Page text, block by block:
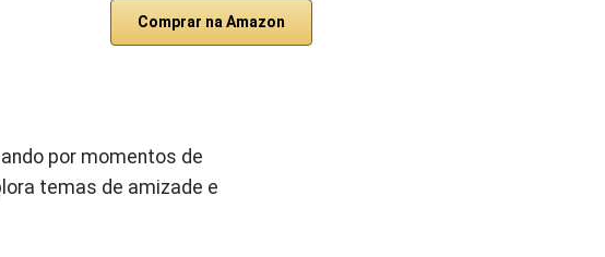
Comprar na Amazon
por momentos de
temas de amizade e